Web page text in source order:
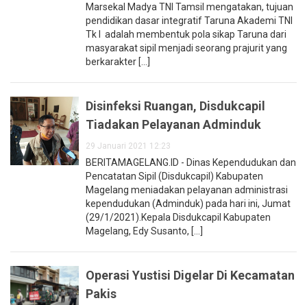
Marsekal Madya TNI Tamsil mengatakan, tujuan
pendidikan dasar integratif Taruna Akademi TNI
Tk I adalah membentuk pola sikap Taruna dari
masyarakat sipil menjadi seorang prajurit yang
berkarakter [...]
Disinfeksi Ruangan, Disdukcapil
Tiadakan Pelayanan Adminduk
29 Januari 2021 12:23
BERITAMAGELANG.ID - Dinas Kependudukan dan
Pencatatan Sipil (Disdukcapil) Kabupaten
Magelang meniadakan pelayanan administrasi
kependudukan (Adminduk) pada hari ini, Jumat
(29/1/2021).Kepala Disdukcapil Kabupaten
Magelang, Edy Susanto, [...]
Operasi Yustisi Digelar Di Kecamatan
Pakis